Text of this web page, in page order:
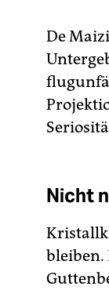
De
Nicht
bleiben.